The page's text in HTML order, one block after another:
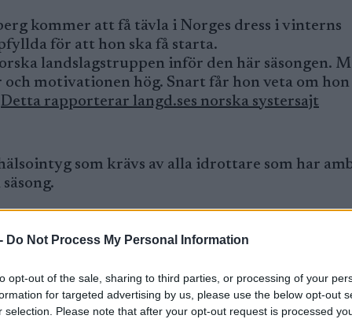
Do Not Process My Personal Information
opt-out of the sale, sharing to third parties, or processing of your
for targeted advertising by us, please use the below opt-out
selection. Please note that after your opt-out request is processed
kommer att få tävla i Norges dress i vinterns
för att hon ska få starta.
landslagstruppen inför den här säsongen.
motivationen hög. Snart får hon veta om
Detta rapporterar langd.ses norska systersajt
som krävs av alla idrottare som har
en läkarkontroll som löparna normalt har
digitalt under perioden 1 oktober till 1
avgör om löparna är hälsomässigt lämpliga